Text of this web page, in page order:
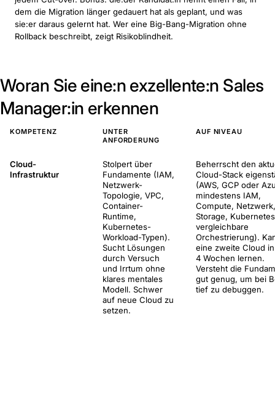
dem die Migration länger gedauert hat als geplant, und was
sie:er daraus gelernt hat. Wer eine Big-Bang-Migration ohne
Rollback beschreibt, zeigt Risikoblindheit.
Woran Sie eine:n exzellente:n Sales
Manager:in erkennen
KOMPETENZ
UNTER
ANFORDERUNG
AUF NIVEAU
Cloud-
Infrastruktur
Stolpert über
Fundamente (IAM,
Netzwerk-
Topologie, VPC,
Container-
Runtime,
Kubernetes-
Workload-Typen).
Sucht Lösungen
durch Versuch
und Irrtum ohne
klares mentales
Modell. Schwer
auf neue Cloud zu
setzen.
Beherrscht den
Cloud-Stack
(AWS, GCP oder
mindestens IAM,
Compute, Netzwerk,
Storage,
vergleichbare
Orchestrierung).
eine zweite Cloud
4 Wochen lernen.
Versteht die
gut genug, um bei
tief zu debuggen.